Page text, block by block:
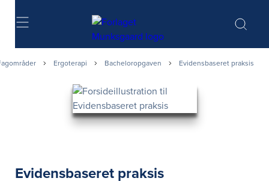
Søg
Ergoterapi Bacheloropgaven Evidensbaseret praksis
Evidensbaseret praksis